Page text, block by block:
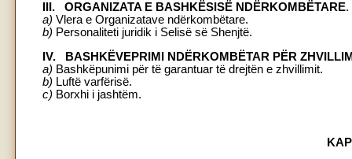
III. ORGANIZATA E BASHKËSISË NDËRKOMBËTARE.
a) Vlera e Organizatave ndërkombëtare.
b) Personaliteti juridik i Selisë së Shenjtë.
IV. BASHKËVEPRIMI NDËRKOMBËTAR PËR
a) Bashkëpunimi për të garantuar të drejtën e zhvillimit.
b) Luftë varfërisë.
c) Borxhi i jashtëm.